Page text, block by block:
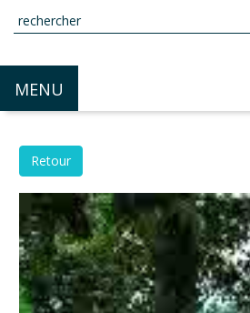
MENU
Retour